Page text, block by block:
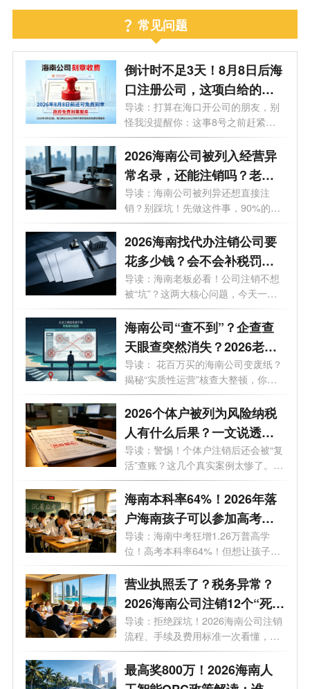
常见问题
倒计时不足3天！8月8日后海
口注册公司，这项白给的福
利永远没了
导读：打算在海口开公司的朋友，别
怪我没提醒你：这事8号之前赶紧
办！倒...
2026海南公司被列入经营异
常名录，还能注销吗？老板
必看的自救指南！
导读：海南公司被列异还想直接注
销？别踩坑！先做这件事，90%的老
板都不知...
2026海南找代办注销公司要
花多少钱？会不会补税罚
款？海南最新注销避坑指
南！
导读：海南老板必看！公司注销不想
被“坑”？这两大核心问题，今天一次
说...
海南公司“查不到”？企查查
天眼查突然消失？2026老板
必看的工商屏蔽避坑与解除
指南！
导读： 花百万买的海南公司变废纸？
揭秘“实质性运营”核查大整顿，你
的...
2026个体户被列为风险纳税
人有什么后果？一文说透原
因与解除办法
导读：警惕！个体户注销后还会被“复
活”查账？这几个真实案例太惨了。
最...
海南本科率64%！2026年落
户海南孩子可以参加高考
吗？答案来了！
导读：海南中考狂增1.26万普高学
位！高考本科率64%！但想让孩子来
海南高考...
营业执照丢了？税务异常？
2026海南公司注销12个“死
结”一次性解开，海南老板速
藏！
导读：拒绝踩坑！2026海南公司注销
流程、手续及费用标准一次看懂，少
走弯...
最高奖800万！2026海南人